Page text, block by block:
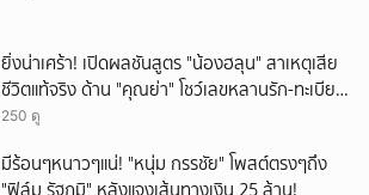
ยิ่งน่าเศร้า! เปิดผลชันสูตร "น้องฮลุน" สาเหตุเสีย
ชีวิตแท้จริง ด้าน "คุณย่า" โชว์เลขหลานรัก-ทะเบียน
รถเคลื่อนร่าง!
250 ดู
มีร้อนๆหนาวๆแน่! "หนุ่ม กรรชัย" โพสต์ตรงๆถึง